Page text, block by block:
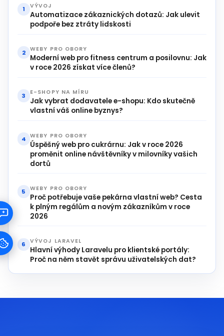
1 VÝVOJ
Automatizace zákaznických dotazů: Jak ulevit
podpoře bez ztráty lidskosti
2 WEBY PRO OBORY
Moderní web pro fitness centrum a posilovnu: Jak
v roce 2026 získat více členů?
3 E-SHOPY NA MÍRU
Jak vybrat dodavatele e-shopu: Kdo skutečně
vlastní váš online byznys?
4 WEBY PRO OBORY
Úspěšný web pro cukrárnu: Jak v roce 2026
proměnit online návštěvníky v milovníky vašich
dortů
5 WEBY PRO OBORY
Proč potřebuje vaše pekárna vlastní web? Cesta
k plným regálům a novým zákazníkům v roce
2026
6 VÝVOJ LARAVEL
Hlavní výhody Laravelu pro klientské portály:
Proč na něm stavět správu uživatelských dat?